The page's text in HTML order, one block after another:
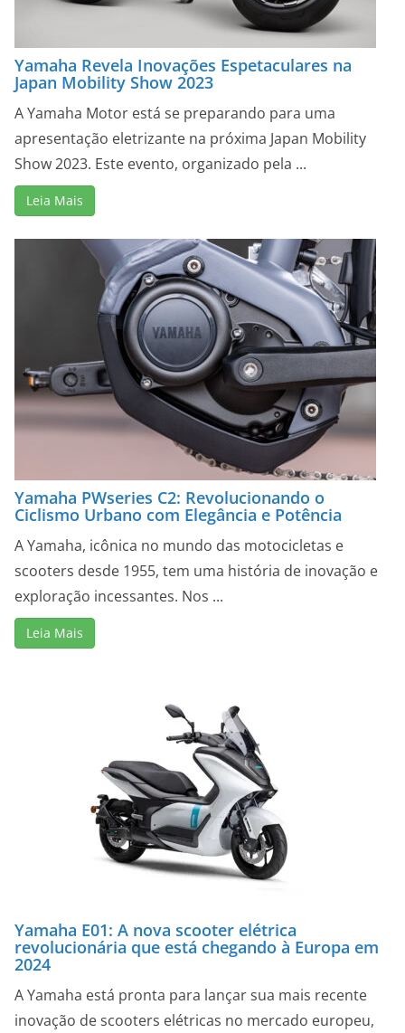
Yamaha Revela Inovações Espetaculares na
Japan Mobility Show 2023
A Yamaha Motor está se preparando para uma
apresentação eletrizante na próxima Japan Mobility
Show 2023. Este evento, organizado pela ...
Leia Mais
Yamaha PWseries C2: Revolucionando o
Ciclismo Urbano com Elegância e Potência
A Yamaha, icônica no mundo das motocicletas e
scooters desde 1955, tem uma história de inovação e
exploração incessantes. Nos ...
Leia Mais
Yamaha E01: A nova scooter elétrica
revolucionária que está chegando à Europa em
2024
A Yamaha está pronta para lançar sua mais recente
inovação de scooters elétricas no mercado europeu,